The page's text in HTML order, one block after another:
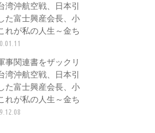
沖航空戦、日本引
た富士興産会長、小
れが私の人生～金ち
事関連書をザックリ
沖航空戦、日本引
た富士興産会長、小
れが私の人生～金ち